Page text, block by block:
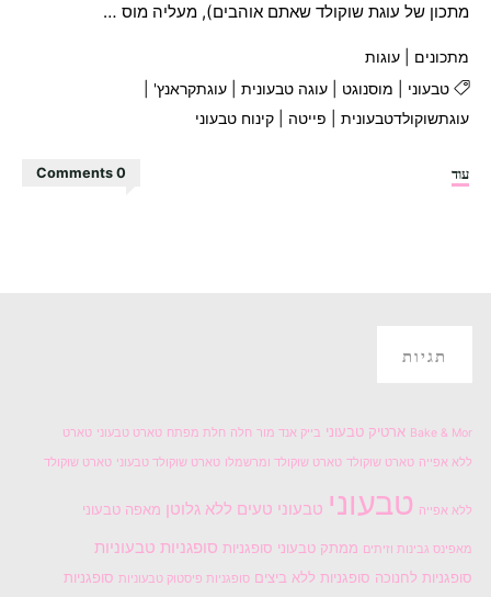
מתכון של עוגת שוקולד שאתם אוהבים), מעליה מוס …
מתכונים
עוגות
טבעוני
מוסנוגט עוגה טבעונית| עוגתקראנץ'
עוגתשוקולדטבעונית
פייטה |קינוח טבעוני
עוד"עוגת
0 Comments
תגיות
Bake & Mor ארטיק טבעוני בייק אנד מור חלה חלת מפתח טארט טבעוני טארט
ללא אפייה טארט שוקולד טארט שוקולד ומרשמלו טארט שוקולד טבעוני טארט שוקולד
ללא אפייה טבעוני טבעוני טעים ללא גלוטן מאפה טבעוני
מאפינס גבינות וזיתים ממתק טבעוני סופגניות סופגניות טבעוניות
סופגניות לחנוכה סופגניות ללא ביצים סופגניות פיסטוק טבעוניות סופגניות